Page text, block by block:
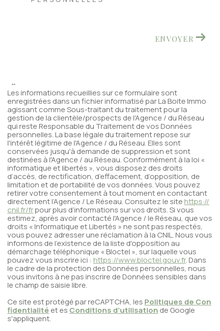
ENVOYER
**
Les informations recueillies sur ce formulaire sont
enregistrées dans un fichier informatisé par La Boite Immo
agissant comme Sous-traitant du traitement pour la
gestion de la clientèle/prospects de l'Agence / du Réseau
qui reste Responsable du Traitement de vos Données
personnelles. La base légale du traitement repose sur
l'intérêt légitime de l'Agence / du Réseau. Elles sont
conservées jusqu'à demande de suppression et sont
destinées à l'Agence / au Réseau. Conformément à la loi «
informatique et libertés », vous disposez des droits
d’accès, de rectification, d’effacement, d’opposition, de
limitation et de portabilité de vos données. Vous pouvez
retirer votre consentement à tout moment en contactant
directement l’Agence / Le Réseau. Consultez le site https://
cnil.fr/frpour plus d’informations sur vos droits. Si vous
estimez, après avoir contacté l'Agence / le Réseau, que vos
droits « Informatique et Libertés » ne sont pas respectés,
vous pouvez adresser une réclamation à la CNIL. Nous vous
informons de l’existence de la liste d'opposition au
démarchage téléphonique « Bloctel », sur laquelle vous
pouvez vous inscrire ici : https://www.bloctel.gouv.fr. Dans
le cadre de la protection des Données personnelles, nous
vous invitons à ne pas inscrire de Données sensibles dans
le champ de saisie libre.
Ce site est protégé par reCAPTCHA, les Politiques de Con
fidentialité et es Conditions d'utilisation de Google
s'appliquent.